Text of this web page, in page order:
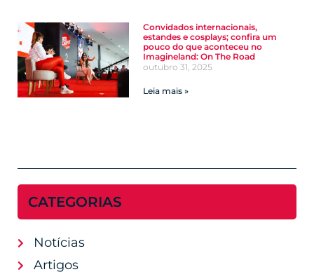
Convidados internacionais,
estandes e cosplays; confira um
pouco do que aconteceu no
Imagineland: On The Road
outubro 31, 2025
Leia mais »
CATEGORIAS
Notícias
Artigos